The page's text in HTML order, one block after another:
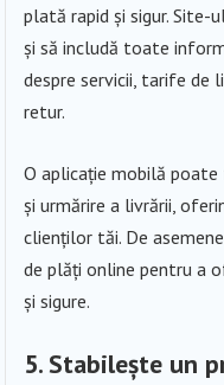
plată rapid și sigur. Site-
și să includă toate
despre servicii, tarife de
retur.
O aplicație mobilă
și urmărire a livrării,
clienților tăi. De
de plăți online pentru a
și sigure.
5. Stabilește un